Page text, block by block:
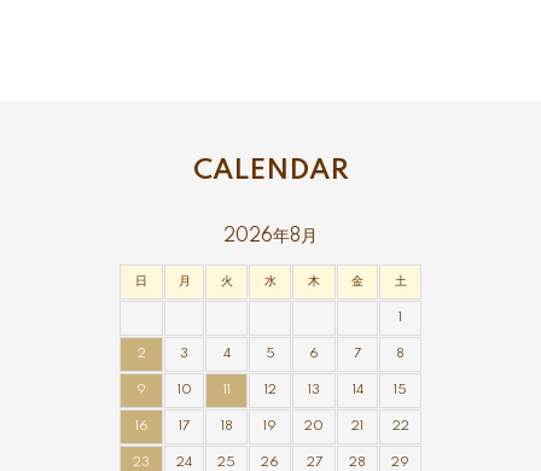
CALENDAR
2026年8月
日 月 火 水 木 金 土
1
2 3 4 5 6 7 8
9 10 11 12 13 14 15
16 17 18 19 20 21 22
23 24 25 26 27 28 29